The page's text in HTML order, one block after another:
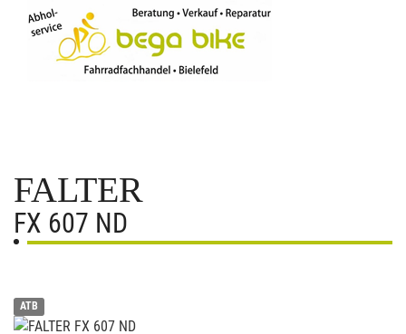
FALTER
FX 607 ND
ATB